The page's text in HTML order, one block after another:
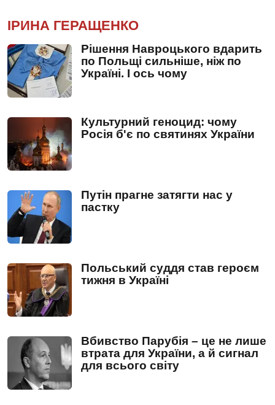
ІРИНА ГЕРАЩЕНКО
Рішення Навроцького вдарить
по Польщі сильніше, ніж по
Україні. І ось чому
Культурний геноцид: чому
Росія б'є по святинях України
Путін прагне затягти нас у
пастку
Польський суддя став героєм
тижня в Україні
Вбивство Парубія – це не лише
втрата для України, а й сигнал
для всього світу